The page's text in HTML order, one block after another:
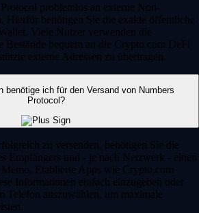
problemlos an externe Non-
Hierfür benötigen Sie die exakte öffentliche
Viele Nutzer verwenden die
bequem an die Crypto.com DeFi
externe Adressen zu übertragen.
benötige ich für den Versand von Numbers
Protocol?
zu versenden, benötigen Sie die
Empfängers und - je nach Netzwerk - einen
Etablierte Apps wie Crypto.com
Informationen einfach einzugeben oder
Telefon auszuwählen, um maximale